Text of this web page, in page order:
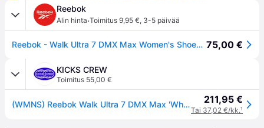
Reebok
Alin hinta·Toimitus 9,95 €, 3-5 päivää
Reebok - Walk Ultra 7 DMX Max Women's Shoes, White/Cdgry/Croyal, Size: 39 75,00 €
KICKS CREW
Toimitus 55,00 €
(WMNS) Reebok Walk Ultra 7 DMX Max 'White' EH0937 211,95 €
Tai 37,02 €/kk.¹